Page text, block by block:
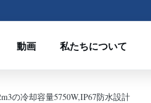
動画 私たちについて
の冷却容量5750W,IP67防水設計